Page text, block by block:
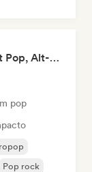
Not Your Average Pop 🛸 Art Pop, Alt-Pop & Indie Pop
pop
Pop rock